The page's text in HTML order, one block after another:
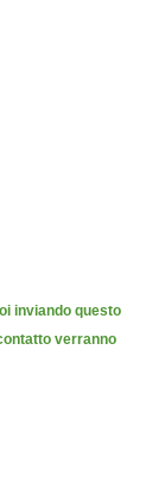
inviando questo
verranno